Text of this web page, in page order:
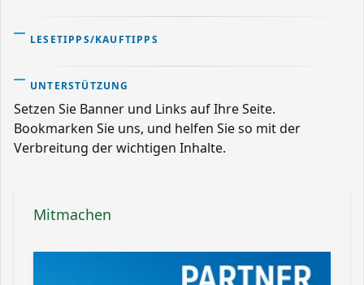
LESETIPPS/KAUFTIPPS
UNTERSTÜTZUNG
Setzen Sie Banner und Links auf Ihre Seite.
Bookmarken Sie uns, und helfen Sie so mit der
Verbreitung der wichtigen Inhalte.
Mitmachen